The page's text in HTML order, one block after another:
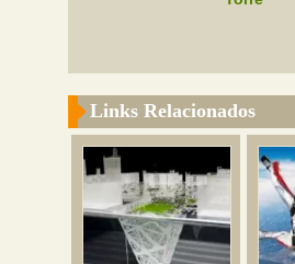
Links Relacionados